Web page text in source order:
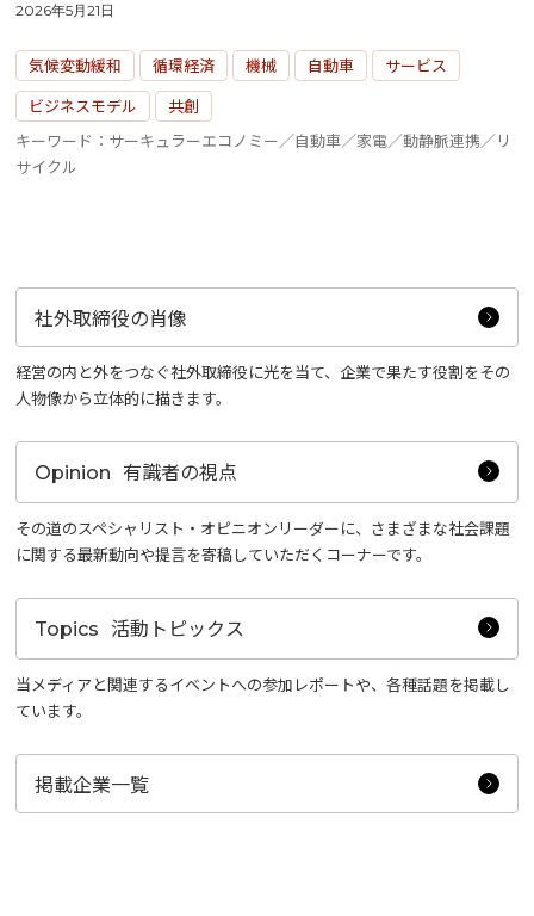
2026年5月21日
気候変動緩和 循環経済 機械 自動車
サービス
ビジネスモデル
共創
キーワード：サーキュラーエコノミー／自動車／家電／動静脈連携／リ
サイクル
社外取締役の肖像
経営の内と外をつなぐ社外取締役に光を当て、企業で果たす役割をその
人物像から立体的に描きます。
Opinion 有識者の視点
その道のスペシャリスト・オピニオンリーダーに、さまざまな社会課題
に関する最新動向や提言を寄稿していただくコーナーです。
Topics 活動トピックス
当メディアと関連するイベントへの参加レポートや、各種話題を掲載し
ています。
掲載企業一覧